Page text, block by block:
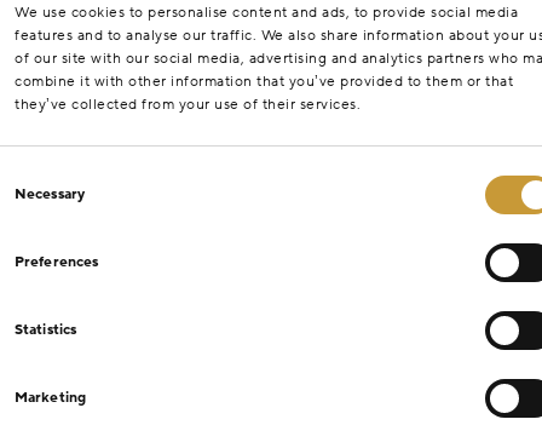
We use cookies to personalise content and ads, to provide social media
features and to analyse our traffic. We also share information about your
of our site with our social media, advertising and analytics partners who
combine it with other information that you’ve provided to them or that
they’ve collected from your use of their services.
Selection
Necessary
Preferences
Statistics
Marketing